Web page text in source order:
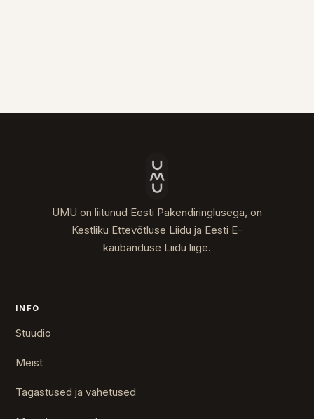
UMU on liitunud Eesti Pakendiringlusega, on
Kestliku Ettevõtluse Liidu ja Eesti E-
kaubanduse Liidu liige.
INFO
Stuudio
Meist
Tagastused ja vahetused